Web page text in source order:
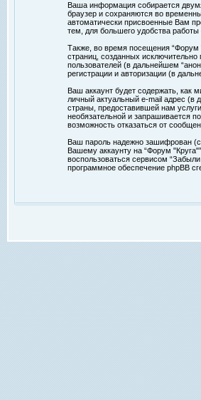
Ваша информация собирается
браузер и сохраняются во
автоматически присвоенные Вам
тем, для большего удобства
Также, во время посещения “Форум
страниц, созданных
пользователей (в дальнейшем
регистрации и авторизации (в
Ваш аккаунт будет содержать, как
личный актуальный e-mail адрес
страны, предоставившей нам
необязательной и запрашивается
возможность отказаться от
Ваш пароль надежно зашифрован (с
Вашему аккаунту на “Форум
воспользоваться сервисом
программное обеспечение phpBB